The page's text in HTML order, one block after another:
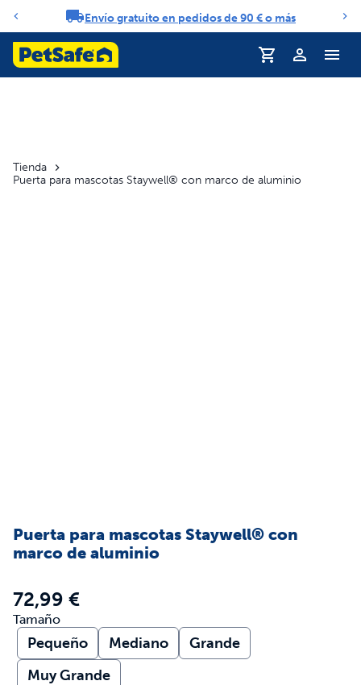
Carrusel de notificacionesEnvío gratuito en pedidos de 90 € o más
Perfil
Tienda
Puerta para mascotas Staywell® con marco de aluminio
Puerta para mascotas Staywell® con
marco de aluminio
72,99 €
Tamaño
Pequeño Mediano
Grande
Muy Grande